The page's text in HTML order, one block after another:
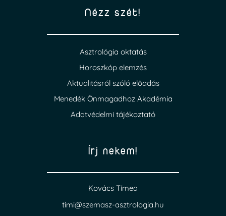
Nézz szét!
Asztrológia oktatás
Horoszkóp elemzés
Aktualitásról szóló előadás
Menedék Önmagadhoz Akadémia
Adatvédelmi tájékoztató
Írj nekem!
Kovács Tímea
timi@szemasz-asztrologia.hu